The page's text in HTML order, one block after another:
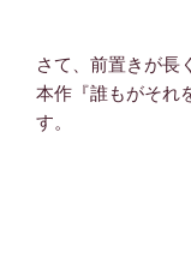
さて、前置きが長
本作『誰もがそれ
す。